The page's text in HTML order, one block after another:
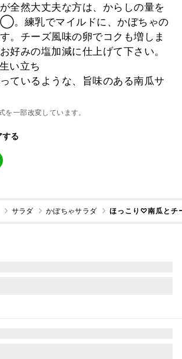
全然大丈夫な方は、からしの量を
。練乳でマイルドに、かぼちゃの
。チーズ風味の卵でコクも増しま
好みの塩加減に仕上げて下さい。
い立ち
ているような、旨味のある南瓜サ
一部改変しています。
する
サラダ かぼちゃサラダ ほっこり♡南瓜とチ